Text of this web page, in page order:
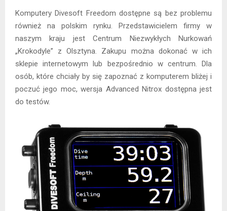
Komputery Divesoft Freedom dostępne są bez problemu
również na polskim rynku. Przedstawicielem firmy w
naszym kraju jest Centrum Niezwykłych Nurkowań
„Krokodyle” z Olsztyna. Zakupu można dokonać w ich
sklepie internetowym lub bezpośrednio w centrum. Dla
osób, które chciały by się zapoznać z komputerem bliżej i
poczuć jego moc, wersja Advanced Nitrox dostępna jest
do testów.